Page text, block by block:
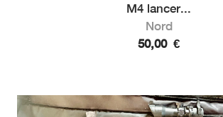
M4 lancer...
Nord
50,00 €